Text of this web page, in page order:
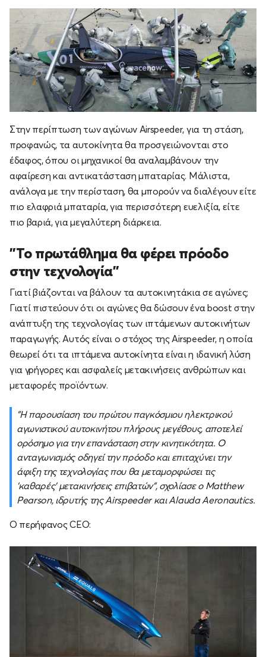
Στην περίπτωση των αγώνων Airspeeder, για τη στάση,
προφανώς, τα αυτοκίνητα θα προσγειώνονται στο
έδαφος, όπου οι μηχανικοί θα αναλαμβάνουν την
αφαίρεση και αντικατάσταση μπαταρίας. Μάλιστα,
ανάλογα με την περίσταση, θα μπορούν να διαλέγουν είτε
πιο ελαφριά μπαταρία, για περισσότερη ευελιξία, είτε
πιο βαριά, για μεγαλύτερη διάρκεια.
"Το πρωτάθλημα θα φέρει πρόοδο
στην τεχνολογία"
Γιατί βιάζονται να βάλουν τα αυτοκινητάκια σε αγώνες;
Γιατί πιστεύουν ότι οι αγώνες θα δώσουν ένα boost στην
ανάπτυξη της τεχνολογίας των ιπτάμενων αυτοκινήτων
παραγωγής. Αυτός είναι ο στόχος της Airspeeder, η οποία
θεωρεί ότι τα ιπτάμενα αυτοκίνητα είναι η ιδανική λύση
για γρήγορες και ασφαλείς μετακινήσεις ανθρώπων και
μεταφορές προϊόντων.
"Η παρουσίαση του πρώτου παγκόσμιου ηλεκτρικού
αγωνιστικού αυτοκινήτου πλήρους μεγέθους, αποτελεί
ορόσημο για την επανάσταση στην κινητικότητα. Ο
ανταγωνισμός οδηγεί την πρόοδο και επιταχύνει την
άφιξη της τεχνολογίας που θα μεταμορφώσει τις
'καθαρές' μετακινήσεις επιβατών", σχολίασε ο Matthew
Pearson, ιδρυτής της Airspeeder και Alauda Aeronautics.
Ο περήφανος CEO: